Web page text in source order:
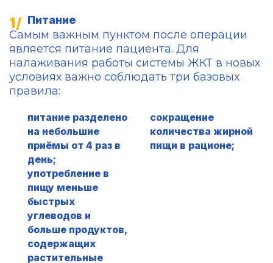
Питание
Самым важным пунктом после операции
является питание пациента. Для
налаживания работы системы ЖКТ в новых
условиях важно соблюдать три базовых
правила:
питание разделено
на небольшие
приёмы от 4 раз в
день;
сокращение
количества жирной
пищи в рационе;
употребление в
пищу меньше
быстрых
углеводов и
больше продуктов,
содержащих
растительные